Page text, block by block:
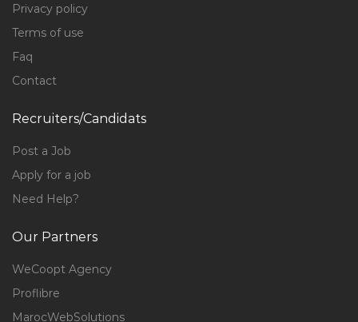
Privacy policy
Terms of use
Faq
Contact
Recruiters/Candidats
Post a Job
Apply for a job
Need Help?
Our Partners
WeCoopt Agency
Proflibre
MarocWebSolutions